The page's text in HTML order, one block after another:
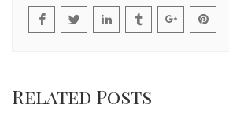
Related Posts